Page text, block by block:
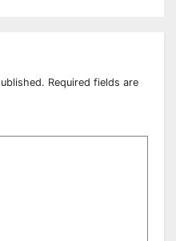
Required fields are